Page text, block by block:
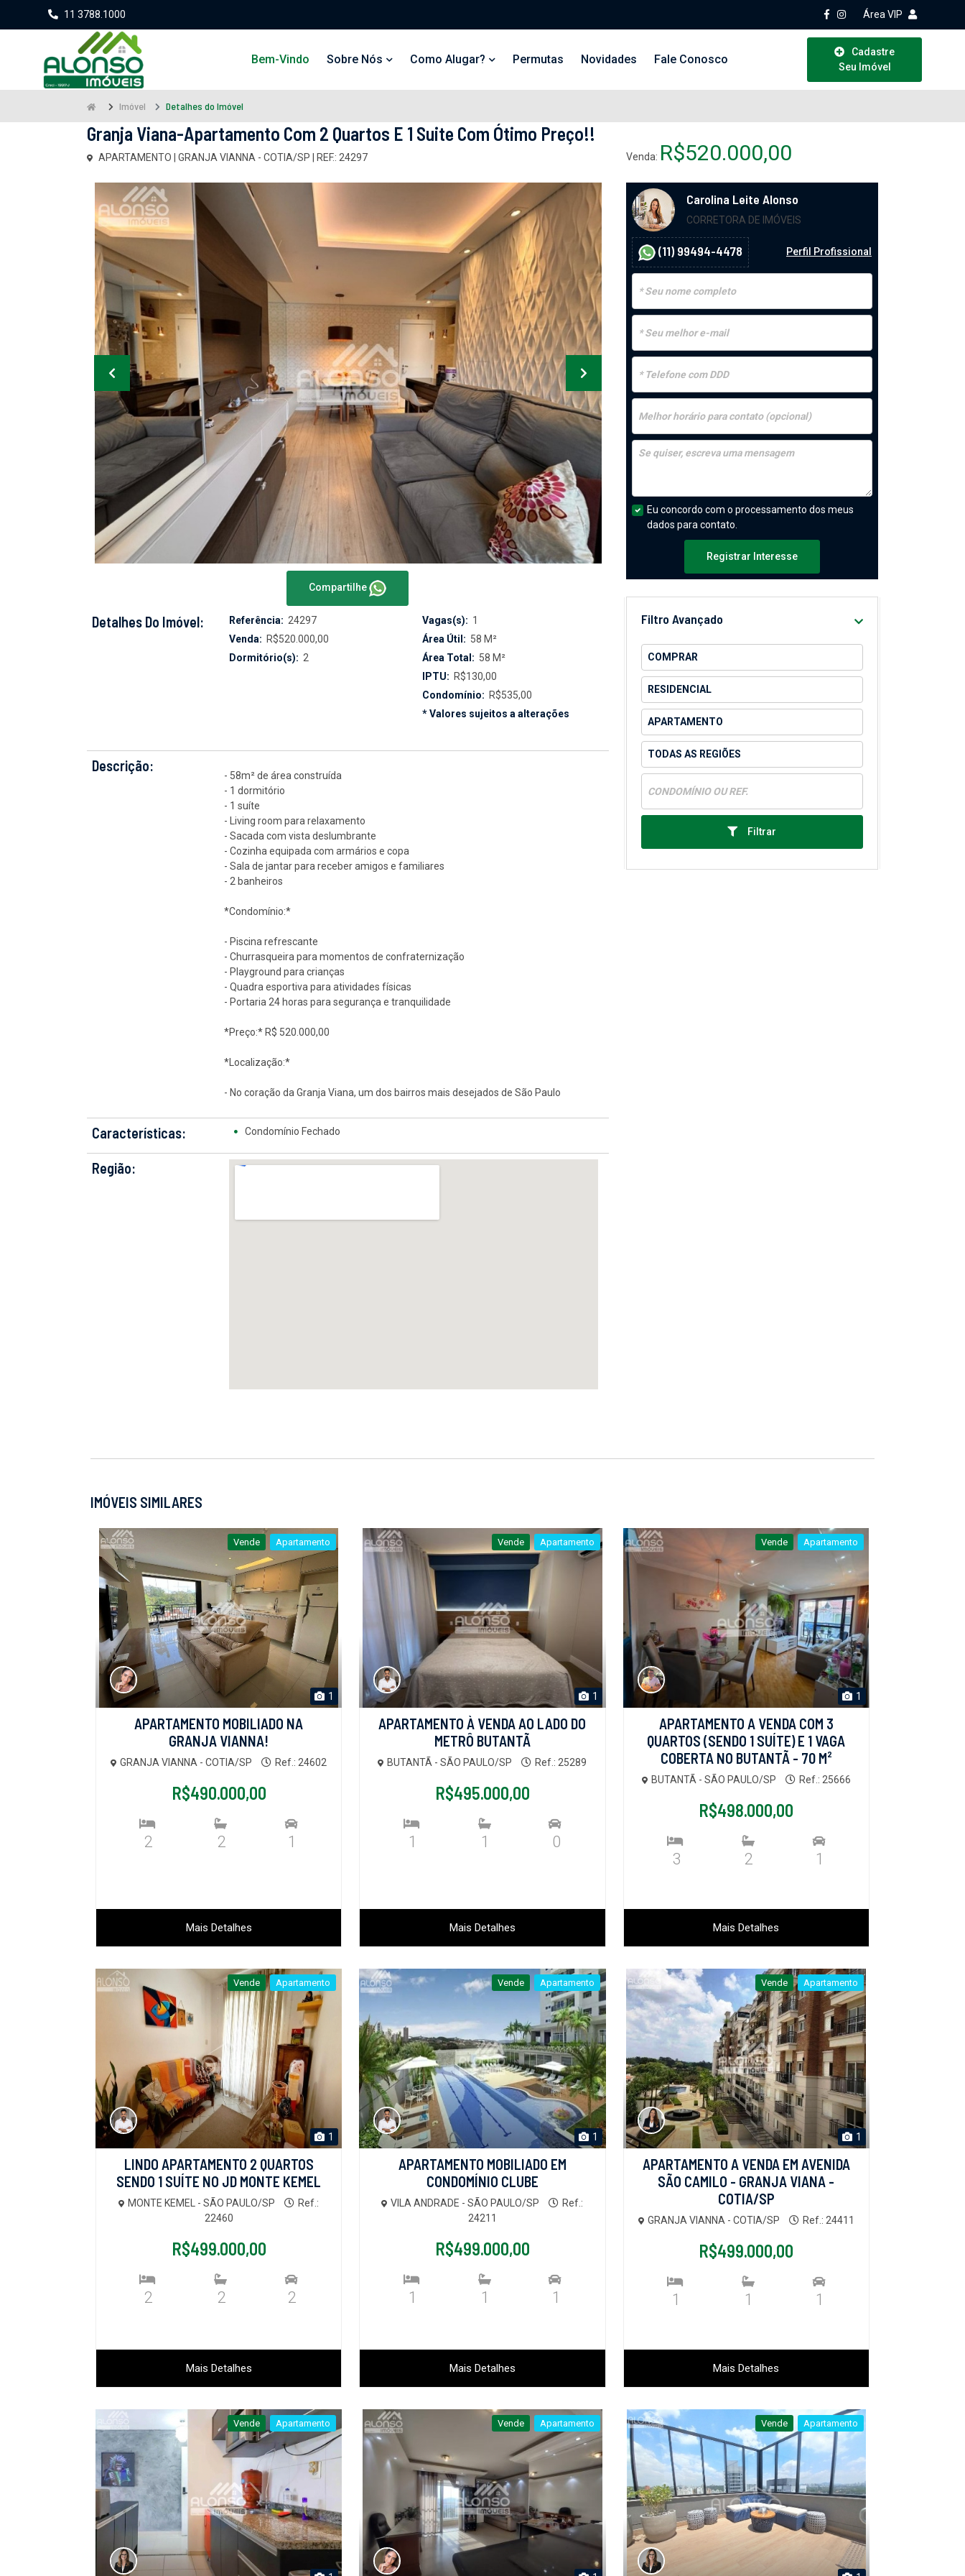
11 3788.1000 Área VIP
Bem-Vindo Sobre Nós Como Alugar? Permutas Novidades Fale Conosco
Cadastre
Seu Imóvel
Imóvel Detalhes do Imóvel
Granja Viana-Apartamento Com 2 Quartos E 1 Suite Com Ótimo Preço!!
APARTAMENTO | GRANJA VIANNA - COTIA/SP | REF.: 24297 Venda: R$520.000,00
Carolina Leite Alonso
CORRETORA DE IMÓVEIS
(11) 99494-4478 Perfil Profissional
Eu concordo com o processamento dos meus
dados para contato.
Registrar Interesse
Filtro Avançado
Filtrar
Compartilhe
Detalhes Do Imóvel: Referência: 24297
Venda: R$520.000,00
Dormitório(s): 2
Vagas(s): 1
Área Útil: 58 M²
Área Total: 58 M²
IPTU: R$130,00
Condomínio: R$535,00
* Valores sujeitos a alterações
Descrição:
- 58m² de área construída
- 1 dormitório
- 1 suíte
- Living room para relaxamento
- Sacada com vista deslumbrante
- Cozinha equipada com armários e copa
- Sala de jantar para receber amigos e familiares
- 2 banheiros
*Condomínio:*
- Piscina refrescante
- Churrasqueira para momentos de confraternização
- Playground para crianças
- Quadra esportiva para atividades físicas
- Portaria 24 horas para segurança e tranquilidade
*Preço:* R$ 520.000,00
*Localização:*
- No coração da Granja Viana, um dos bairros mais desejados de São Paulo
Características: Condomínio Fechado
Região:
IMÓVEIS SIMILARES
Vende Apartamento
1
APARTAMENTO MOBILIADO NA
GRANJA VIANNA!
GRANJA VIANNA - COTIA/SP Ref.: 24602
R$490.000,00
2 2 1
Mais Detalhes
Vende Apartamento
1
APARTAMENTO À VENDA AO LADO DO
METRÔ BUTANTÃ
BUTANTÃ - SÃO PAULO/SP Ref.: 25289
R$495.000,00
1 1 0
Mais Detalhes
Vende Apartamento
1
APARTAMENTO A VENDA COM 3
QUARTOS (SENDO 1 SUÍTE) E 1 VAGA
COBERTA NO BUTANTÃ - 70 M²
BUTANTÃ - SÃO PAULO/SP Ref.: 25666
R$498.000,00
3 2 1
Mais Detalhes
Vende Apartamento
1
LINDO APARTAMENTO 2 QUARTOS
SENDO 1 SUÍTE NO JD MONTE KEMEL
MONTE KEMEL - SÃO PAULO/SP
Ref.:
22460
R$499.000,00
2 2 2
Mais Detalhes
Vende Apartamento
1
APARTAMENTO MOBILIADO EM
CONDOMÍNIO CLUBE
VILA ANDRADE - SÃO PAULO/SP
Ref.:
24211
R$499.000,00
1 1 1
Mais Detalhes
Vende Apartamento
1
APARTAMENTO A VENDA EM AVENIDA
SÃO CAMILO - GRANJA VIANA -
COTIA/SP
GRANJA VIANNA - COTIA/SP Ref.: 24411
R$499.000,00
1 1 1
Mais Detalhes
Vende Apartamento Vende Apartamento Vende Apartamento